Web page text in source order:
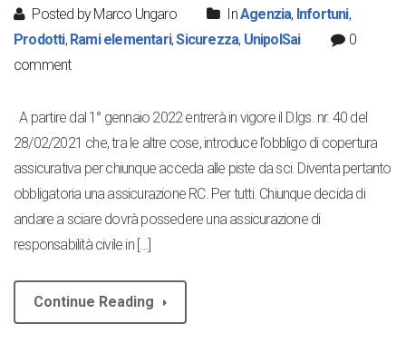
Posted by Marco Ungaro InAgenzia, Infortuni,
Prodotti, Rami elementari,Sicurezza, UnipolSai
0
comment
A partire dal 1° gennaio 2022 entrerà in vigore il D.lgs. nr. 40 del
28/02/2021 che, tra le altre cose, introduce l’obbligo di copertura
assicurativa per chiunque acceda alle piste da sci. Diventa pertanto
obbligatoria una assicurazione RC. Per tutti. Chiunque decida di
andare a sciare dovrà possedere una assicurazione di
responsabilità civile in […]
Continue Reading